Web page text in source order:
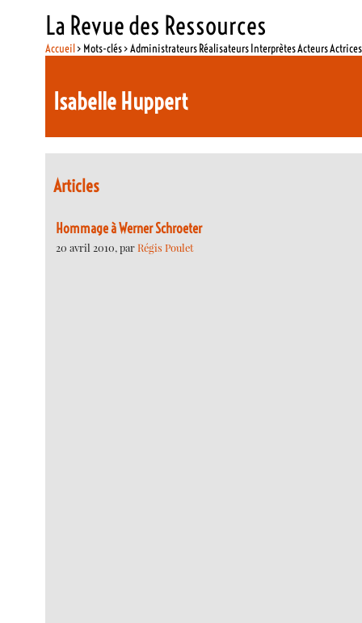
La Revue des Ressources
Accueil> Mots-clés > Administrateurs Réalisateurs Interprètes Acteurs
Isabelle Huppert
Articles
Hommage à Werner Schroeter
20 avril 2010, parRégis Poulet